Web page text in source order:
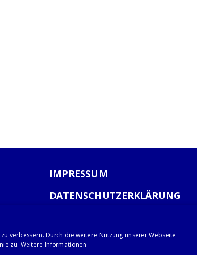
IMPRESSUM
DATENSCHUTZERKLÄRUNG
verbessern. Durch die weitere Nutzung unserer Webseite
zu. Weitere Informationen